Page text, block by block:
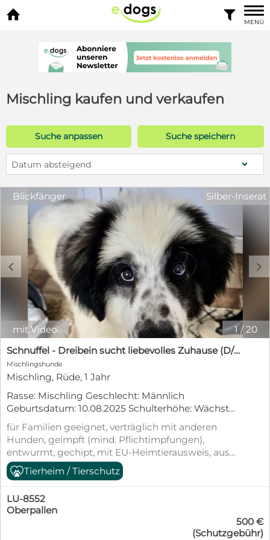
 
MENÜ
Mischling kaufen und verkaufen
Suche anpassen Suche speichern
Datum absteigend
Blickfänger
1 /20
c d
mit Video
Silber-Inserat
Schnuffel - Dreibein sucht liebevolles Zuhause (D/LUX/CH)
Mischlingshunde
Mischling, Rüde, 1 Jahr
Rasse: Mischling Geschlecht: Männlich
Geburtsdatum: 10.08.2025 Schulterhöhe: Wächst
noch, wird wahrscheinlich groß Ausreise aus
Rumänien nach D (bundesweit)/ CH/ LUX: Gechipt,
geimpft, entwurmt und mit EU-Heimtierausweis.
Vorgeschichte: Schnuffel hatte keinen einfachen
Start ins Leben. Mit nur einem Monat wurde er auf
einem LKW-Parkplatz gefunden alleine, verängstigt
und mit einer schweren, offenen Fraktur am linken
Hinterbein. Trotz einer Operation konnte sein Bein
amputiert werden musste. Doch Schnuffel hat nie
für Familien geeignet, verträglich mit anderen
Hunden, geimpft (mind. Pflichtimpfungen),
entwurmt, gechipt, mit EU-Heimtierausweis, aus
dem Tierheim, Tierschutzgesetz §11
Tierheim / Tierschutz
LU-8552
Oberpallen
500 €
(Schutzgebühr)